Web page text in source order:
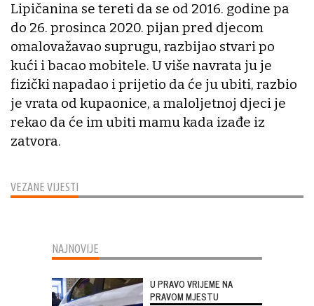
VEZANE VIJESTI
Lipičanina se tereti da se od 2016. godine pa
do 26. prosinca 2020. pijan pred djecom
omalovažavao suprugu, razbijao stvari po
kući i bacao mobitele. U više navrata ju je
fizički napadao i prijetio da će ju ubiti, razbio
je vrata od kupaonice, a maloljetnoj djeci je
rekao da će im ubiti mamu kada izađe iz
zatvora.
NAJNOVIJE
U PRAVO VRIJEME NA
PRAVOM MJESTU